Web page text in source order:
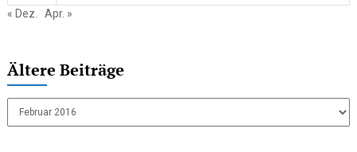
« Dez. Apr. »
Ältere Beiträge
Ältere